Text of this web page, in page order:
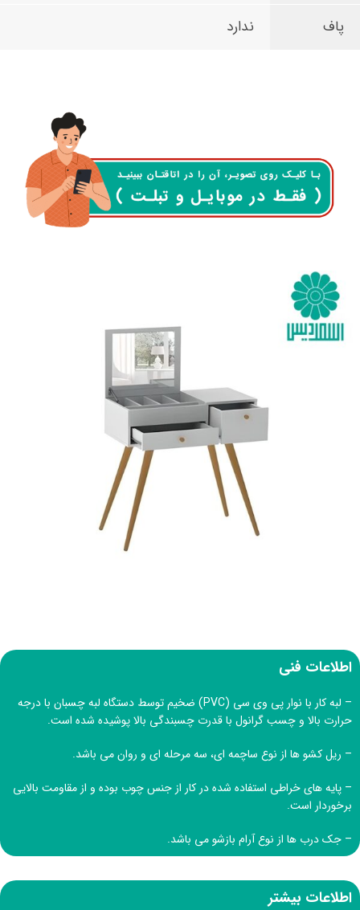
پاف ندارد
اطلاعات فنی
– لبه کار با نوار پی وی سی (PVC) ضخیم توسط دستگاه لبه چسبان با درجه
حرارت بالا و چسب گرانول با قدرت چسبندگی بالا پوشیده شده است.
– ریل کشو ها از نوع ساچمه ای، سه مرحله ای و روان می باشد.
– پایه های خراطی استفاده شده در کار از جنس چوب بوده و از مقاومت بالایی
برخوردار است.
– جک درب ها از نوع آرام بازشو می باشد.
اطلاعات بیشتر